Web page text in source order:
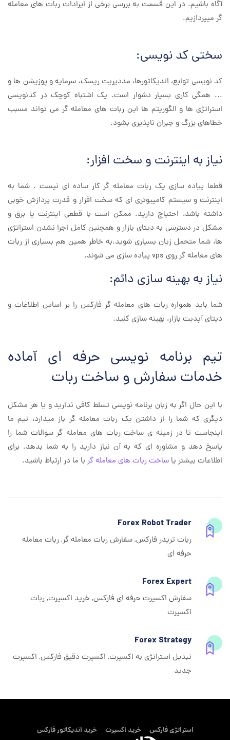
آگاه باشیم. در این قسمت به بررسی برخی از ایرادات ربات های معامله
گر میپردازیم.
سختی کد نویسی:
کد نویسی توابع، اندیکاتورها، مددیریت ریسک، سرمایه و پوزیشن ها و
... همگی کاری بسیار دشوار است. یک اشتباه کوچک در کدنویسی
استراتژی ها و الگوریتم ها این ربات های معامله گر می تواند مسبب
خطاهای بزرگ و جبران ناپذیری بشود.
نیاز به اینترنت و سخت افزار:
قطعا پیاده سازی یک ربات معامله گر کار ساده ای نیست . شما به
اینترنت و سیستم کامپیوتری ای که سخت افزار و قدرت پردازش خوبی
داشته باشد، احتیاج دارید. ممکن است با قطعی اینترنت یا برق و
مشکل در دسترسی به دیتای بازار و همچنین کامل اجرا نشدن استراتژی
ها، شما متحمل زیان بسیاری شوید.به خاطر همین هم بسیاری از ربات
های معامله گر روی vps پیاده سازی می شوند.
نیاز به بهینه سازی دائم:
شما باید همواره ربات های معامله گر فارکس را بر اساس اطلاعات و
دیتای آپدیت بازار، بهینه سازی کنید.
تیم برنامه نویسی حرفه ای آماده
خدمات سفارش و ساخت ربات
با این حال اگر به زبان برنامه نویسی تسلط کافی ندارید و یا هر مشکل
دیگری که شما را از داشتن یک ربات معامله گر باز میدارد، تیم ما
اینجاست تا در زمینه ی ساخت ربات های معامله گر سوالات شما را
پاسخ دهد و مشاوره ای که به آن نیاز دارید را به شما بدهد. برای
اطلاعات بیشتر یا ساخت ربات های معامله گر با ما در ارتباط باشید.
Forex Robot Trader
ربات تریدر فارکس, سفارش ربات معامله گر, ربات معامله
حرفه ای
Forex Expert
سفارش اکسپرت حرفه ای فارکس, خرید اکسپرت, ربات
اکسپرت
Forex Strategy
تبدیل استراتژی به اکسپرت, اکسپرت دقیق فارکس, اکسپرت
جدید
استراتژی فارکس خرید اکسپرت خرید اندیکاتور فارکس